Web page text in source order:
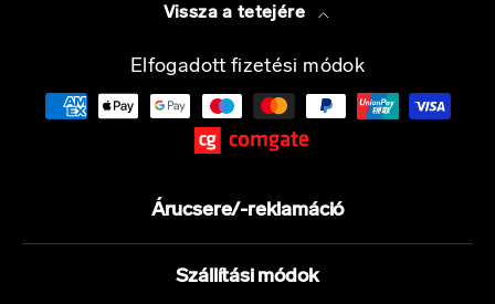
Vissza a tetejére
Elfogadott fizetési módok
Árucsere/-reklamáció
Szállítási módok